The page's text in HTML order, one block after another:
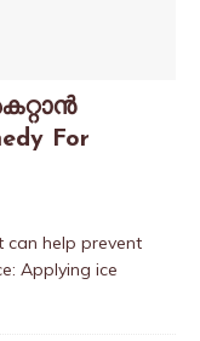
For
can help prevent
Applying ice